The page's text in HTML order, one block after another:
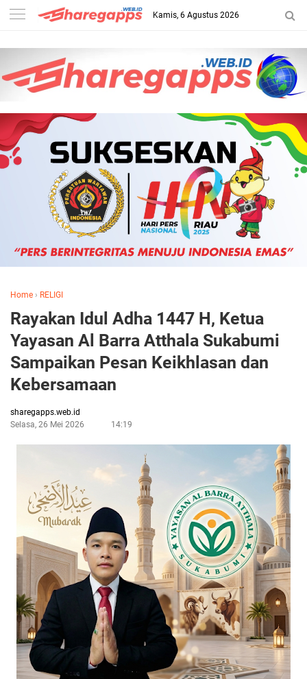
Kamis, 6 Agustus 2026
Home › RELIGI
Rayakan Idul Adha 1447 H, Ketua
Yayasan Al Barra Atthala Sukabumi
Sampaikan Pesan Keikhlasan dan
Kebersamaan
sharegapps.web.id
Selasa, 26 Mei 2026
14:19